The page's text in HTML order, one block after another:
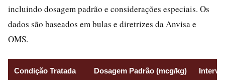
incluindo dosagem padrão e considerações especiais. Os
dados são baseados em bulas e diretrizes da Anvisa e
OMS.
Condição Tratada Dosagem Padrão (mcg/kg)